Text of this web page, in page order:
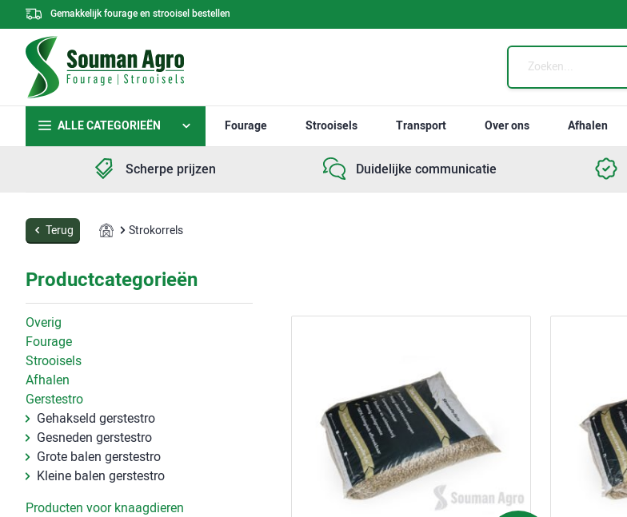
Gemakkelijk fourage en strooisel bestellen
ALLE CATEGORIEËN Fourage Strooisels Transport Over ons Afhalen
Scherpe prijzen Duidelijke communicatie
Terug Strokorrels
Productcategorieën
Overig
Fourage
Strooisels
Afhalen
Gerstestro
Gehakseld gerstestro
Gesneden gerstestro
Grote balen gerstestro
Kleine balen gerstestro
Producten voor knaagdieren